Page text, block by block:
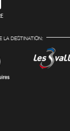
LA DESTINATION: